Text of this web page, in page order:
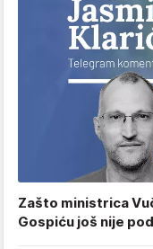
Zašto ministrica
Gospiću još nije